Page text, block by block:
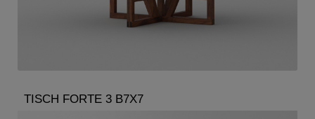
TISCH FORTE 3 B7X7